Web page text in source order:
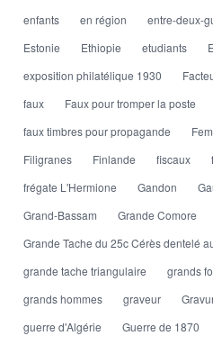
enfants
en région entre-deux-
Estonie
Ethiopie etudiants
exposition philatélique 1930
faux
Faux pour tromper la poste
faux timbres pour propagande
Filigranes
Finlande fiscaux
frégate L'Hermione
Gandon
Grand-Bassam
Grande Comore
Grande Tache du 25c Cérès dentelé
grande tache triangulaire
grands
grands hommes
graveur
guerre d'Algérie
Guerre de 1870